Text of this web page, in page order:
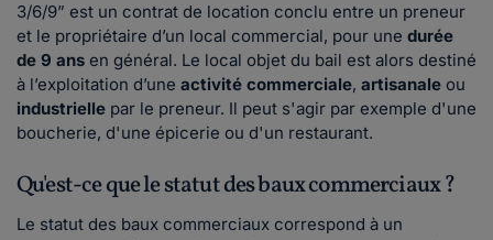
3/6/9” est un contrat de location conclu entre un preneur
et le propriétaire d’un local commercial, pour une durée
de 9 ans en général. Le local objet du bail est alors destiné
à l’exploitation d’une activité commerciale, artisanale ou
industrielle par le preneur. Il peut s'agir par exemple d'une
boucherie, d'une épicerie ou d'un restaurant.
Qu'est-ce que le statut des baux commerciaux ?
Le statut des baux commerciaux correspond à un